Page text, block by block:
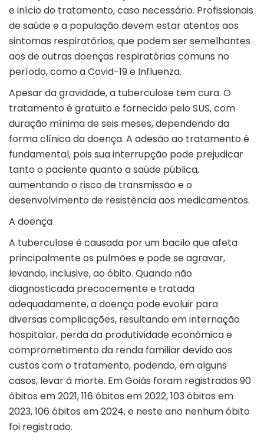
e início do tratamento, caso necessário. Profissionais
de saúde e a população devem estar atentos aos
sintomas respiratórios, que podem ser semelhantes
aos de outras doenças respiratórias comuns no
período, como a Covid-19 e Influenza.
Apesar da gravidade, a tuberculose tem cura. O
tratamento é gratuito e fornecido pelo SUS, com
duração mínima de seis meses, dependendo da
forma clínica da doença. A adesão ao tratamento é
fundamental, pois sua interrupção pode prejudicar
tanto o paciente quanto a saúde pública,
aumentando o risco de transmissão e o
desenvolvimento de resistência aos medicamentos.
A doença
A tuberculose é causada por um bacilo que afeta
principalmente os pulmões e pode se agravar,
levando, inclusive, ao óbito. Quando não
diagnosticada precocemente e tratada
adequadamente, a doença pode evoluir para
diversas complicações, resultando em internação
hospitalar, perda da produtividade econômica e
comprometimento da renda familiar devido aos
custos com o tratamento, podendo, em alguns
casos, levar à morte. Em Goiás foram registrados 90
óbitos em 2021, 116 óbitos em 2022, 103 óbitos em
2023, 106 óbitos em 2024, e neste ano nenhum óbito
foi registrado.